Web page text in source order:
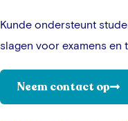
Kunde ondersteunt
slagen voor examens en
Neem contact op